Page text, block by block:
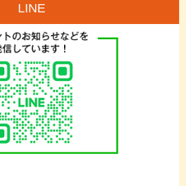
LINE